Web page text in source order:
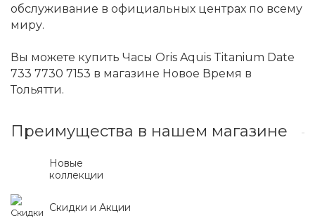
обслуживание в официальных центрах по всему
миру.
Вы можете купить Часы Oris Aquis Titanium Date
733 7730 7153 в магазине Новое Время в
Тольятти.
Преимущества в нашем магазине
Новые
коллекции
Скидки и Акции